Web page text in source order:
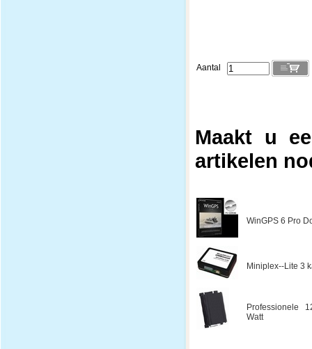
Aantal
Maakt u
artikelen
WinGPS 6 Pro
Miniplex--Lite 3
Professionele
Watt